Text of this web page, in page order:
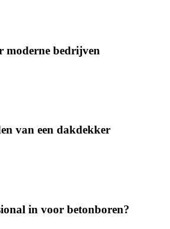
moderne bedrijven
van een dakdekker
in voor betonboren?